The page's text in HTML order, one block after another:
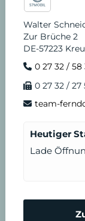
Walter
Zur Brüche 2
DE-57223
0 27 32 / 58
0 27 32 / 27
team-
Heutiger
Lade